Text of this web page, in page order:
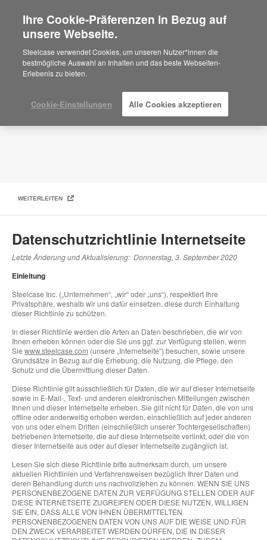
Are you in United States?
Would you like to see Products we sell in
your region?
Americas
Español
Datenschutzrichtlinie
WEITERLEITEN
Datenschutzrichtlinie Internetseite
Letzte Änderung und Aktualisierung: Donnerstag, 3. September 2020
Einleitung
Steelcase Inc. („Unternehmen“, „wir“ oder „uns“), respektiert Ihre
Privatsphäre, weshalb wir uns dafür einsetzen, diese durch Einhaltung
dieser Richtlinie zu schützen.
In dieser Richtlinie werden die Arten an Daten beschrieben, die wir von
Ihnen erheben können oder die Sie uns ggf. zur Verfügung stellen, wenn
Sie www.steelcase.com (unsere „Internetseite“) besuchen, sowie unsere
Grundsätze in Bezug auf die Erhebung, die Nutzung, die Pflege, den
Schutz und die Übermittlung dieser Daten.
Diese Richtlinie gilt ausschließlich für Daten, die wir auf dieser Internetseite
sowie in E-Mail-, Text- und anderen elektronischen Mitteilungen zwischen
Ihnen und dieser Internetseite erheben. Sie gilt nicht für Daten, die von uns
offline oder anderweitig erhoben werden, einschließlich auf jeder anderen
von uns oder einem Dritten (einschließlich unserer Tochtergesellschaften)
betriebenen Internetseite, die auf diese Internetseite verlinkt, oder die von
dieser Internetseite aus oder auf dieser Internetseite zugänglich ist.
Lesen Sie sich diese Richtlinie bitte aufmerksam durch, um unsere
aktuellen Richtlinien und Verfahrensweisen bezüglich Ihrer Daten und
deren Behandlung durch uns nachvollziehen zu können. WENN SIE UNS
PERSONENBEZOGENE DATEN ZUR VERFÜGUNG STELLEN ODER AUF
DIESE INTERNETSEITE ZUGREIFEN ODER DIESE NUTZEN, WILLIGEN
SIE EIN, DASS ALLE VON IHNEN ÜBERMITTELTEN
PERSONENBEZOGENEN DATEN VON UNS AUF DIE WEISE UND FÜR
DEN ZWECK VERARBEITET WERDEN DÜRFEN, DIE IN DIESER
Ihre Cookie-Präferenzen in Bezug auf
unsere Webseite.
Steelcase verwendet Cookies, um unseren Nutzer*innen die
bestmögliche Auswahl an Inhalten und das beste Webseiten-
Erlebenis zu bieten.
Cookie-Einstellungen Alle Cookies akzeptieren